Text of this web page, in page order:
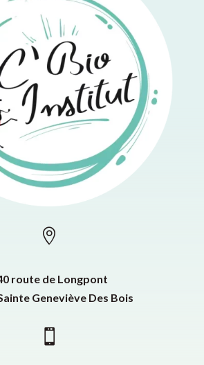

route de Longpont
Geneviève Des Bois
